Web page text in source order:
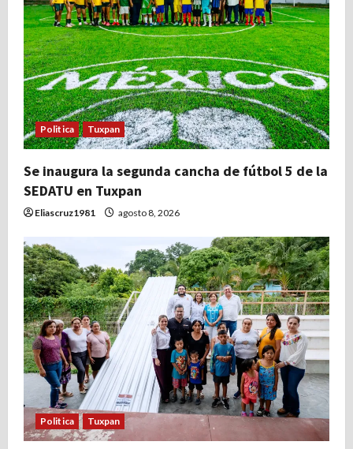
s
Politica Tuxpan
Se inaugura la segunda cancha de fútbol 5 de la
SEDATU en Tuxpan
Eliascruz1981 agosto 8, 2026
Politica Tuxpan